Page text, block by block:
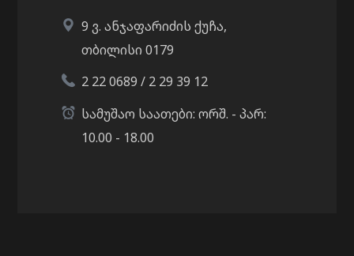
9 ვ. ანჯაფარიძის ქუჩა,
თბილისი 0179
2 22 0689 / 2 29 39 12
სამუშაო საათები: ორშ. - პარ:
10.00 - 18.00